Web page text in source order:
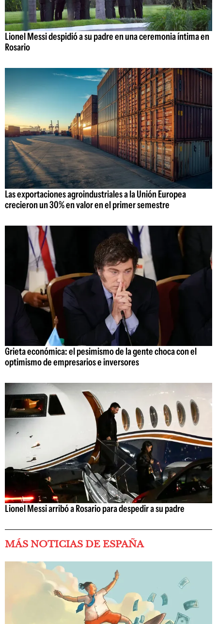
Lionel Messi despidió a su padre en una ceremonia íntima en
Rosario
Las exportaciones agroindustriales a la Unión Europea
crecieron un 30% en valor en el primer semestre
Grieta económica: el pesimismo de la gente choca con el
optimismo de empresarios e inversores
Lionel Messi arribó a Rosario para despedir a su padre
MÁS NOTICIAS DE ESPAÑA